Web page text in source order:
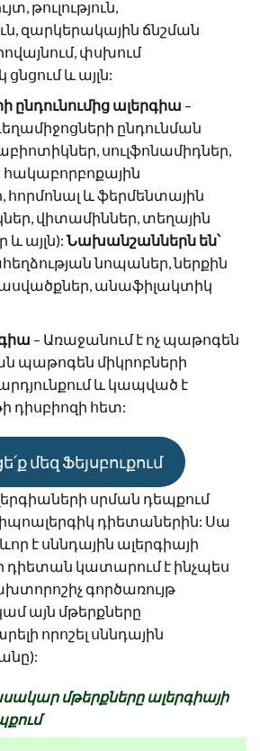
թուլություն,
զարկերակային ճնշման
փսխում
և այլն:
ընդունումից ալերգիա –
ընդունման
սուլֆոնամիդներ,
հորմոնալ և ֆերմենտային
վիտամիններ, տեղային
այլն): Նախանշաններն են՝
նոպաներ, ներքին
անաֆիլակտիկ
– Առաջանում է ոչ պաթոգեն
պաթոգեն միկրոբների
և կապված է
դիսբիոզի հետ:
մեզ Ֆեյսբուքում
սրման դեպքում
դիետաներին: Սա
է սննդային ալերգիայի
դիետան կատարում է ինչպես
գործառույթ
այն մթերքները
որոշել սննդային
մթերքները ալերգիայի